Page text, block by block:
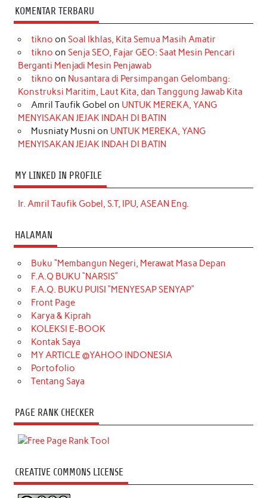
KOMENTAR TERBARU
tikno on Soal Ikhlas, Kita Semua Masih Amatir
tikno on Senja SEO, Fajar GEO: Saat Mesin Pencari
Berganti Menjadi Mesin Penjawab
tikno on Nusantara di Persimpangan Gelombang:
Konstruksi Maritim, Laut Kita, dan Tanggung Jawab Kita
Amril Taufik Gobel on UNTUK MEREKA, YANG
MENYISAKAN JEJAK INDAH DI BATIN
Musniaty Musni on UNTUK MEREKA, YANG
MENYISAKAN JEJAK INDAH DI BATIN
MY LINKED IN PROFILE
Ir. Amril Taufik Gobel, S.T, IPU, ASEAN Eng.
HALAMAN
Buku “Membangun Negeri, Merawat Masa Depan
F.A.Q BUKU “NARSIS”
F.A.Q. BUKU PUISI “MENYESAP SENYAP”
Front Page
Karya & Kiprah
KOLEKSI E-BOOK
Kontak Saya
MY ARTICLE @YAHOO INDONESIA
Portofolio
Tentang Saya
PAGE RANK CHECKER
CREATIVE COMMONS LICENSE